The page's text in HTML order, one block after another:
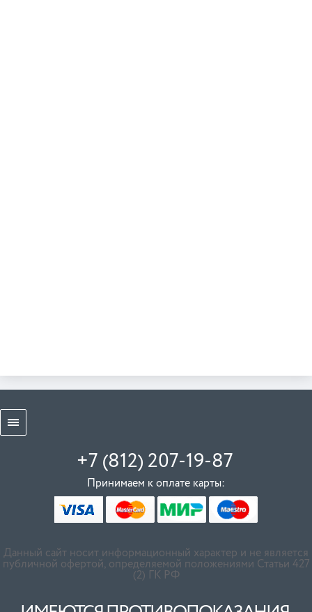
+7 (812) 207-19-87
Принимаем к оплате карты:
Данный сайт носит информационный характер и не является
публичной офертой, определяемой положениями Статьи 427
(2) ГК РФ